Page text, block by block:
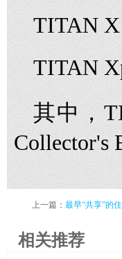
TITAN X
TITAN
其中，
Collector's
上一篇： 最早“共享”的
相关推荐